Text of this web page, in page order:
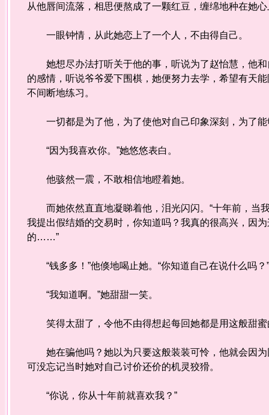
从他唇间流落，相思便熬成了一颗红豆，缠绵地种在她
一眼钟情，从此她恋上了一个人，不由得自己。
她想尽办法打听关于他的事，听说为了赵怡慧，他和
的感情，听说爷爷爱下围棋，她便努力去学，希望有天
不间断地练习。
一切都是为了他，为了使他对自己印象深刻，为了
“因为我喜欢你。”她悠悠表白。
他骇然一震，不敢相信地瞪着她。
而她依然直直地凝睇着他，泪光闪闪。“十年前，当
我提出假结婚的交易时，你知道吗？我真的很高兴，因
的……”
“钱多多！”他倏地喝止她。“你知道自己在说什么吗？
“我知道啊。”她甜甜一笑。
笑得太甜了，令他不由得想起每回她都是用这般甜蜜
她在骗他吗？她以为只要这般装装可怜，他就会因为
可没忘记当时她对自己讨价还价的机灵狡猾。
“你说，你从十年前就喜欢我？”